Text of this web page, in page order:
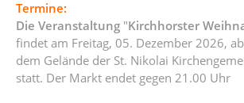
Termine:
Die Veranstaltung "Kirchhorster
findet am Freitag, 05. Dezember 2026,
dem Gelände der St. Nikolai
statt. Der Markt endet gegen 21.00 Uhr